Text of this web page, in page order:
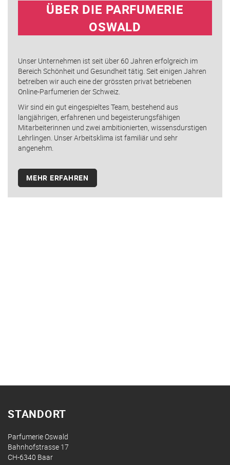
ÜBER DIE PARFUMERIE
OSWALD
Unser Unternehmen ist seit über 60 Jahren erfolgreich im
Bereich Schönheit und Gesundheit tätig. Seit einigen Jahren
betreiben wir auch eine der grössten privat betriebenen
Online-Parfumerien der Schweiz.
Wir sind ein gut eingespieltes Team, bestehend aus
langjährigen, erfahrenen und begeisterungsfähigen
Mitarbeiterinnen und zwei ambitionierten, wissensdurstigen
Lehrlingen. Unser Arbeitsklima ist familiär und sehr
angenehm.
MEHR ERFAHREN
STANDORT
Parfumerie Oswald
Bahnhofstrasse 17
CH-6340 Baar